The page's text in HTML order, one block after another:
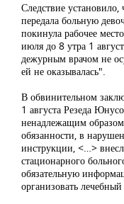
Следствие
передала больную
покинула рабочее
июля до 8 утра 1
дежурным врачом не
ей не оказывалась".
В обвинительном
1 августа Резеда
ненадлежащим
обязанности, в
инструкции, <…>
стационарного
обязательную
организовать